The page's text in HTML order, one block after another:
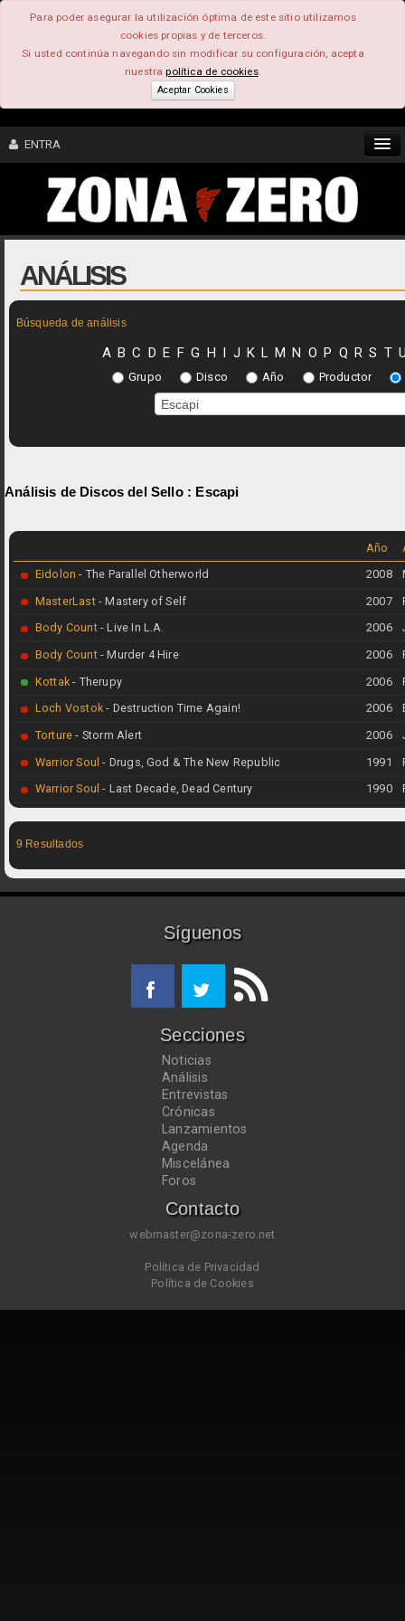
Para poder asegurar la utilización óptima de este sitio utilizamos
cookies propias y de terceros.
Si usted continúa navegando sin modificar su configuración, acepta
nuestrapolítica de cookies.
Aceptar Cookies
ENTRA
CONTENIDO
COMUNIDAD
FEEEDBACK
ANÁLISIS
Búsqueda de análisis
A B C D E F G H I J K L M N O P Q R S T
Grupo Disco Año Productor
Análisis de Discos del Sello : Escapi
Año
Eidolon - The Parallel Otherworld
2008
MasterLast- Mastery of Self
2007
Body Count- Live In L.A.
2006
Body Count- Murder 4 Hire
2006
Kottak - Therupy
2006
Loch Vostok - Destruction Time Again!
2006
Torture - Storm Alert
2006
Warrior Soul - Drugs, God & The New Republic
1991
Warrior Soul - Last Decade, Dead Century 1990
9 Resultados
Síguenos
Secciones
Noticias
Análisis
Entrevistas
Crónicas
Lanzamientos
Agenda
Miscelánea
Foros
Contacto
webmaster@zona-zero.net
Política de Privacidad
Política de Cookies